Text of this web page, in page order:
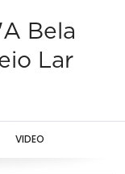
Bela
Lar
VIDEO